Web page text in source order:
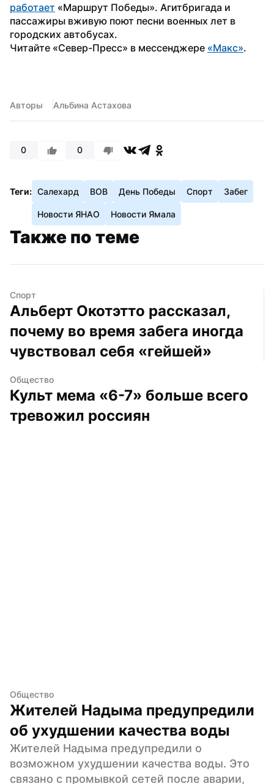
работает «Маршрут Победы». Агитбригада и
пассажиры вживую поют песни военных лет в
городских автобусах.
Читайте «Север-Пресс» в мессенджере «Макс».
Авторы Альбина Астахова
0 0
Теги: Салехард ВОВ День Победы Спорт Забег
Новости ЯНАО Новости Ямала
Также по теме
Спорт
Альберт Окотэтто рассказал,
почему во время забега иногда
чувствовал себя «гейшей»
Общество
Культ мема «6-7» больше всего
тревожил россиян
Общество
Жителей Надыма предупредили
об ухудшении качества воды
Жителей Надыма предупредили о
возможном ухудшении качества воды. Это
связано с промывкой сетей после аварии,